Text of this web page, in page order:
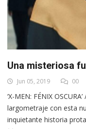
Una misteriosa
Jun 05, 2019 00
‘X-MEN: FÉNIX
largometraje con esta
inquietante historia